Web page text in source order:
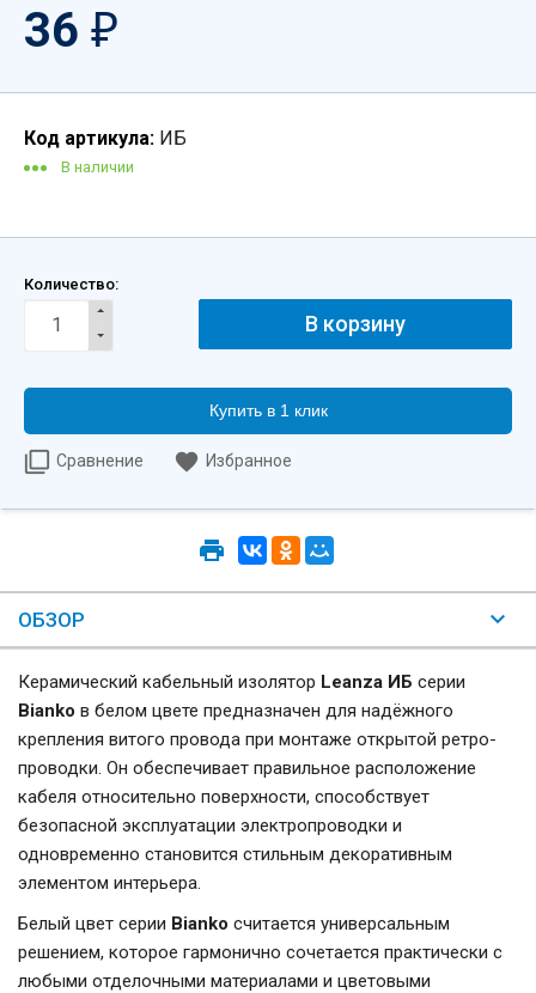
36 ₽
Код артикула: ИБ
В наличии
Количество:
Купить в 1 клик
Сравнение Избранное
ОБЗОР
Керамический кабельный изолятор Leanza ИБ серии
Bianko в белом цвете предназначен для надёжного
крепления витого провода при монтаже открытой ретро-
проводки. Он обеспечивает правильное расположение
кабеля относительно поверхности, способствует
безопасной эксплуатации электропроводки и
одновременно становится стильным декоративным
элементом интерьера.
Белый цвет серии Bianko считается универсальным
решением, которое гармонично сочетается практически с
любыми отделочными материалами и цветовыми